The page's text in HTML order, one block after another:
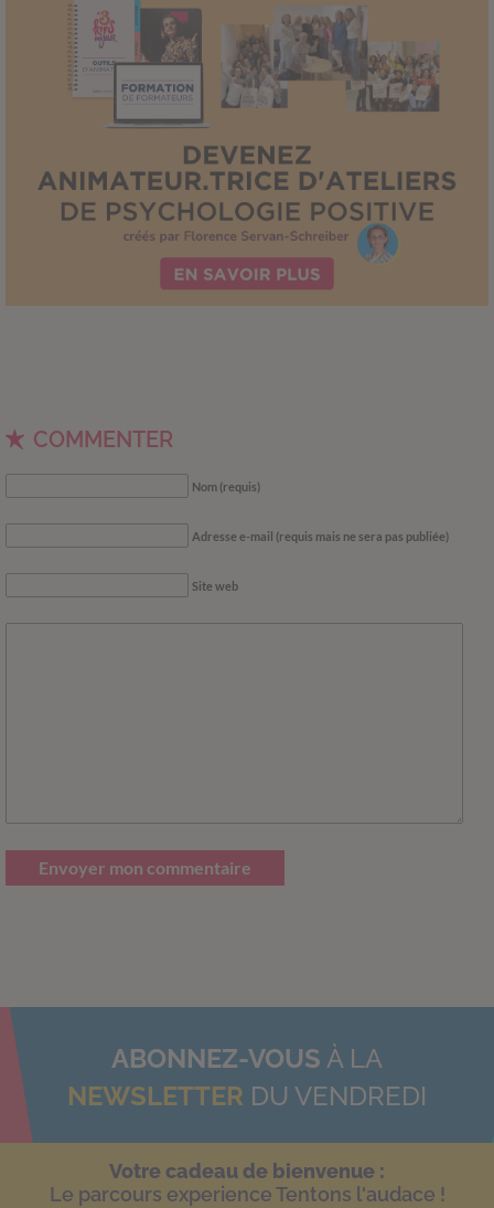
COMMENTER
Nom (requis)
Adresse e-mail (requis mais ne sera pas publiée)
Site web
Envoyer mon commentaire
ABONNEZ-VOUS À LA
NEWSLETTER DU VENDREDI
Votre cadeau de bienvenue :
Le parcours experience Tentons l'audace !